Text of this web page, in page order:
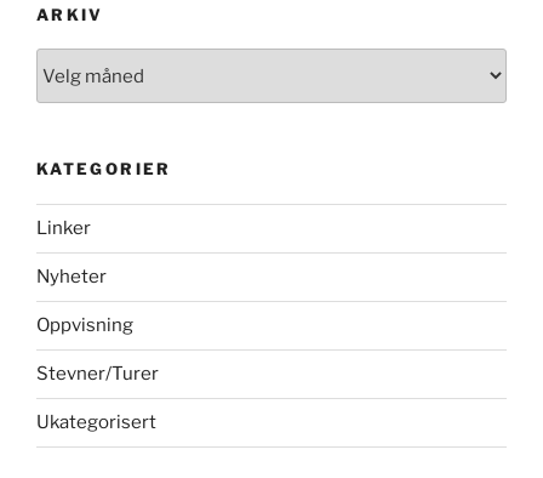
ARKIV
KATEGORIER
Linker
Nyheter
Oppvisning
Stevner/Turer
Ukategorisert